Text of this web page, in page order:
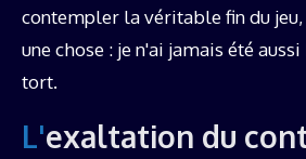
contempler la véritable fin du
une chose : je n'ai jamais été
tort.
L'exaltation du contrôle de la